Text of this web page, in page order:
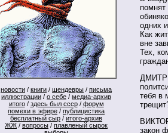
новости / книги / шендевры / письма
иллюстрации / о себе / медиа-архив
итого/ здесь был ссср/ форум
помехи в эфире / публицистика
бесплатный сыр / итого-архив
ЖЖ / вопросы / плавленый сырок
помнят
одних
Как
вне
Тех,
тебя в
закон